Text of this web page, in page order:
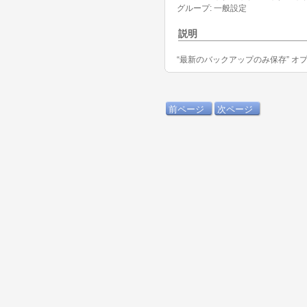
グループ: 一般設定
説明
“最新のバックアップのみ保存” オ
前ページ 次ページ